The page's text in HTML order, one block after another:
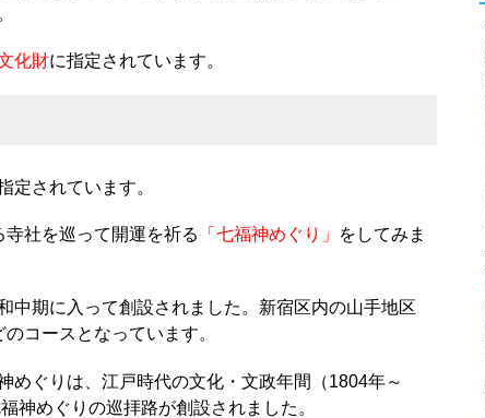
化財に指定されています。
定されています。
社を巡って開運を祈る 「七福神めぐり」 をしてみま
中期に入って創設されました。新宿区内の山手地区
コースとなっています。
めぐりは、江戸時代の文化・文政年間（1804年～
神めぐりの巡拝路が創設されました。